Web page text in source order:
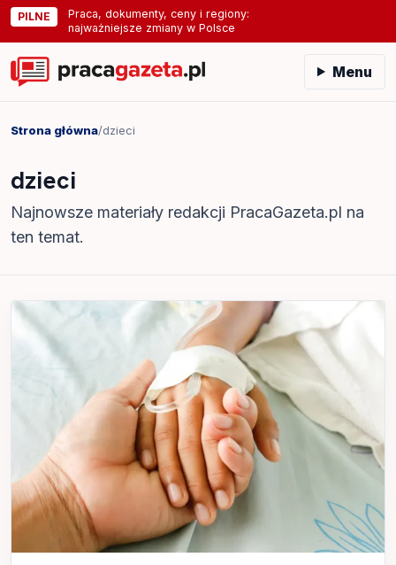
PILNE
Praca, dokumenty, ceny i regiony:
najważniejsze zmiany w Polsce
Menu
Strona główna/dzieci
dzieci
Najnowsze materiały redakcji PracaGazeta.pl na
ten temat.